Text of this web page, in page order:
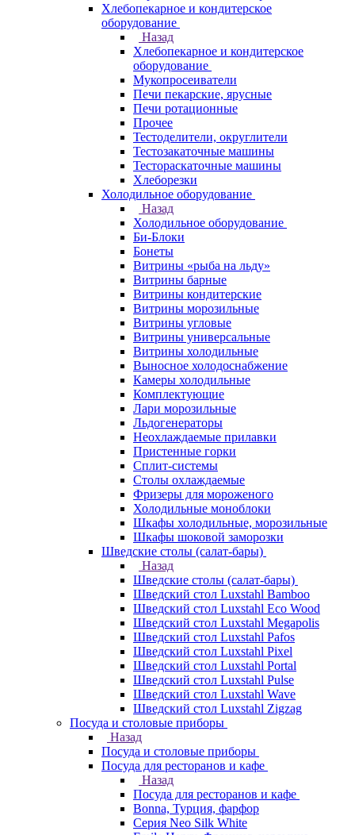
Хлебопекарное и кондитерское
оборудование
Назад
Хлебопекарное и кондитерское
оборудование
Мукопросеиватели
Печи пекарские, ярусные
Печи ротационные
Прочее
Тестоделители, округлители
Тестозакаточные машины
Тестораскаточные машины
Хлеборезки
Холодильное оборудование
Назад
Холодильное оборудование
Би-Блоки
Бонеты
Витрины «рыба на льду»
Витрины барные
Витрины кондитерские
Витрины морозильные
Витрины угловые
Витрины универсальные
Витрины холодильные
Выносное холодоснабжение
Камеры холодильные
Комплектующие
Лари морозильные
Льдогенераторы
Неохлаждаемые прилавки
Пристенные горки
Сплит-системы
Столы охлаждаемые
Фризеры для мороженого
Холодильные моноблоки
Шкафы холодильные, морозильные
Шкафы шоковой заморозки
Шведские столы (салат-бары)
Назад
Шведские столы (салат-бары)
Шведский стол Luxstahl Bamboo
Шведский стол Luxstahl Eco Wood
Шведский стол Luxstahl Megapolis
Шведский стол Luxstahl Pafos
Шведский стол Luxstahl Pixel
Шведский стол Luxstahl Portal
Шведский стол Luxstahl Pulse
Шведский стол Luxstahl Wave
Шведский стол Luxstahl Zigzag
Посуда и столовые приборы
Назад
Посуда и столовые приборы
Посуда для ресторанов и кафе
Назад
Посуда для ресторанов и кафе
Bonna, Турция, фарфор
Cерия Neo Silk White